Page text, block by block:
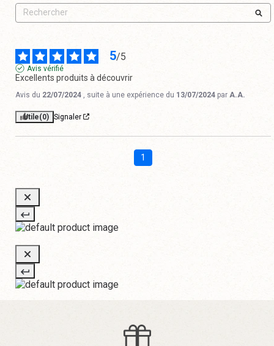
5/5
Avis vérifié
Excellents produits à découvrir
Avis du 22/07/2024 , suite à une expérience du 13/07/2024 par A.A.
Utile(0) Signaler
1